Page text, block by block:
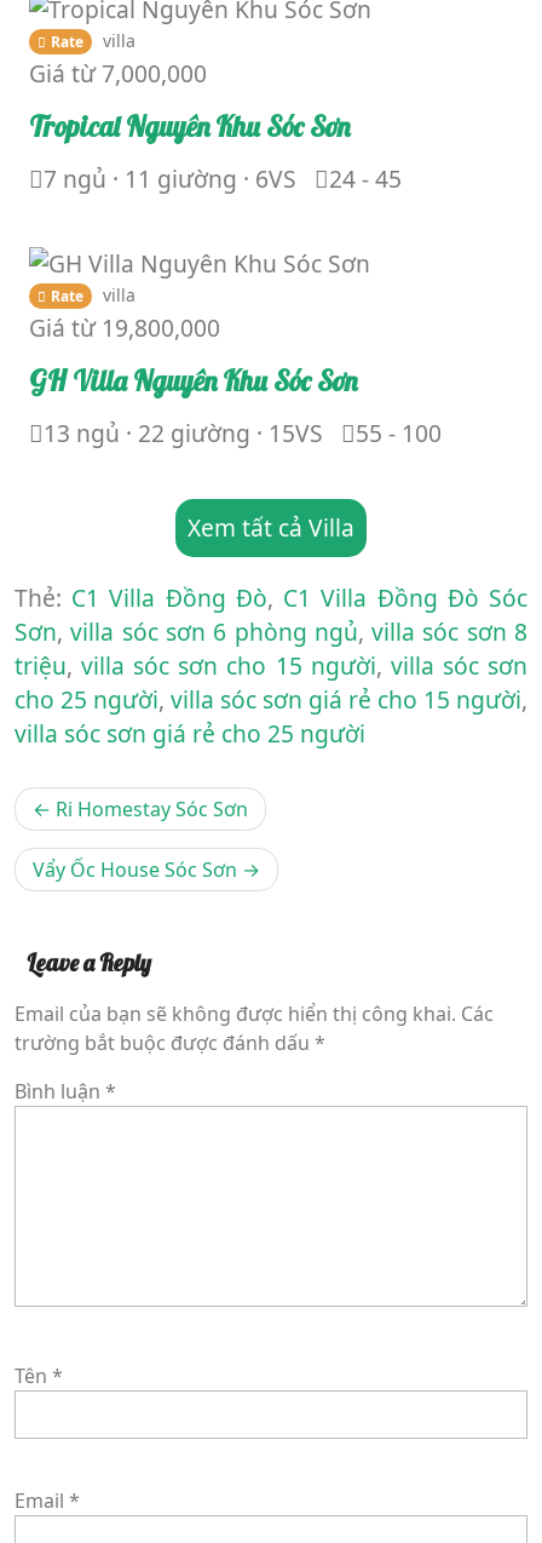
Rate villa
Giá từ7,000,000
Tropical Nguyên Khu Sóc Sơn
7 ngủ · 11 giường · 6VS 24 - 45
Rate villa
Giá từ 19,800,000
GH Villa Nguyên Khu Sóc Sơn
13 ngủ · 22 giường · 15VS 55 - 100
Xem tất cả Villa
Thẻ: C1 Villa Đồng Đò, C1 Villa Đồng Đò Sóc
Sơn,villa sóc sơn 6 phòng ngủ,villa sóc sơn 8
triệu,villa sóc sơn cho 15 người, villa sóc sơn
cho 25 người, villa sóc sơn giá rẻ cho 15 người,
villa sóc sơn giá rẻ cho 25 người
Điều
hướng
bài
viết
Ri Homestay Sóc Sơn
Vẩy Ốc House Sóc Sơn
Leave a Reply
Email của bạn sẽ không được hiển thị công khai. Các
trường bắt buộc được đánh dấu *
Bình luận *
Tên *
Email *